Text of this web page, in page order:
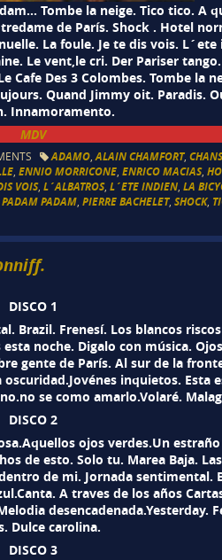
Tombe la neige. Tico tico. A
de París. Shock . Hotel
La foule. Je te dis vois. L´ete
Le vent,le cri. Der Pariser
Cafe Des 3 Colombes. Tombe la
Quand Jimmy oit. Paradis.
Innamoramento.
MDV
ADAMO ,ALAIN CHAMFORT,
,ENNIO MORRICONE ,ENRICO MACIAS,
VOIS,L´ALBATROS,L´ETE INDIEN ,LA
PADAM PADAM ,PIERRE BACHELET,SHOCK,
DISCO 1
Brazil. Frenesí. Los blancos
noche. Digalo con música.
gente de París. Al sur de la
inquietos. Esta
se como amarlo.Volaré.
DISCO 2
ojos verdes.Un
de esto. Solo tu. Marea Baja.
de mi. Jornada sentimental.
A traves de los años
desencadenada.Yesterday.
Dulce carolina.
DISCO 3